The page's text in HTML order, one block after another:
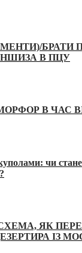
БРАТИ
В ПЦУ
В ЧАС
чи
ЯК
ІЗ